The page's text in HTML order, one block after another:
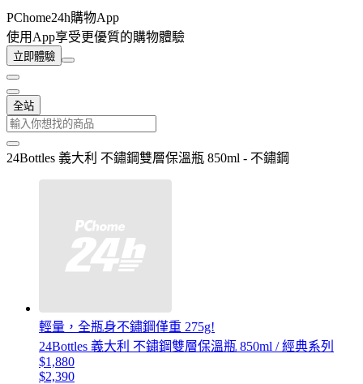
PChome24h購物App
使用App享受更優質的購物體驗
立即體驗
全站
24Bottles 義大利 不鏽鋼雙層保溫瓶 850ml - 不鏽鋼
輕量，全瓶身不鏽鋼僅重 275g!
24Bottles 義大利 不鏽鋼雙層保溫瓶 850ml / 經典系列
$1,880
$2,390